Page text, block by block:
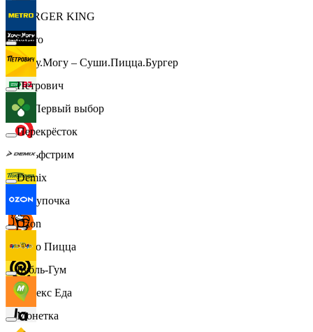
BURGER KING
Хочу.Могу – Суши.Пицца.Бургер
B1 Первый выбор
Гольфстрим
Покупочка
Додо Пицца
Яндекс Еда
Metro
Петрович
Перекрёсток
Demix
Ozon
Бубль-Гум
Монетка